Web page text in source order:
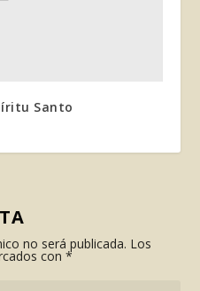
Santo
no será publicada. Los
con*